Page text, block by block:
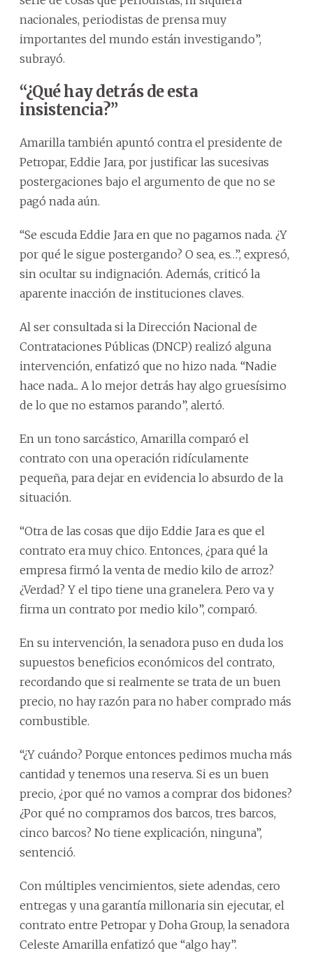
nacionales, periodistas de prensa muy
importantes del mundo están investigando”,
subrayó.
“¿Qué hay detrás de esta
insistencia?”
Amarilla también apuntó contra el presidente de
Petropar, Eddie Jara, por justificar las sucesivas
postergaciones bajo el argumento de que no se
pagó nada aún.
“Se escuda Eddie Jara en que no pagamos nada. ¿Y
por qué le sigue postergando? O sea, es…”, expresó,
sin ocultar su indignación. Además, criticó la
aparente inacción de instituciones claves.
Al ser consultada si la Dirección Nacional de
Contrataciones Públicas (DNCP) realizó alguna
intervención, enfatizó que no hizo nada. “Nadie
hace nada... A lo mejor detrás hay algo gruesísimo
de lo que no estamos parando”, alertó.
En un tono sarcástico, Amarilla comparó el
contrato con una operación ridículamente
pequeña, para dejar en evidencia lo absurdo de la
situación.
“Otra de las cosas que dijo Eddie Jara es que el
contrato era muy chico. Entonces, ¿para qué la
empresa firmó la venta de medio kilo de arroz?
¿Verdad? Y el tipo tiene una granelera. Pero va y
firma un contrato por medio kilo”, comparó.
En su intervención, la senadora puso en duda los
supuestos beneficios económicos del contrato,
recordando que si realmente se trata de un buen
precio, no hay razón para no haber comprado más
combustible.
“¿Y cuándo? Porque entonces pedimos mucha más
cantidad y tenemos una reserva. Si es un buen
precio, ¿por qué no vamos a comprar dos bidones?
¿Por qué no compramos dos barcos, tres barcos,
cinco barcos? No tiene explicación, ninguna”,
sentenció.
Con múltiples vencimientos, siete adendas, cero
entregas y una garantía millonaria sin ejecutar, el
contrato entre Petropar y Doha Group, la senadora
Celeste Amarilla enfatizó que “algo hay”.